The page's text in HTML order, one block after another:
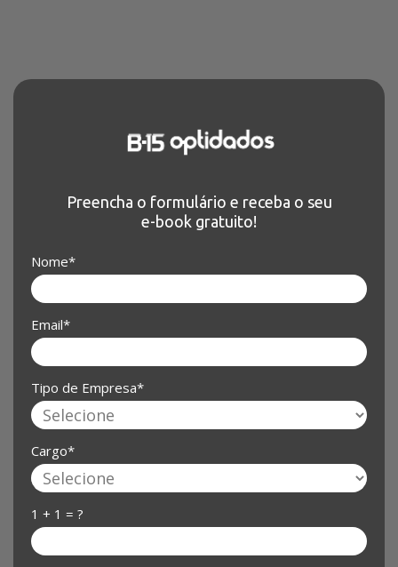
Preencha o formulário e receba o seu
e-book gratuito!
Nome*
Email*
Tipo de Empresa*
Cargo*
1 + 1 = ?